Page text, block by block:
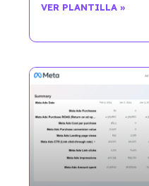
VER PLANTILLA »